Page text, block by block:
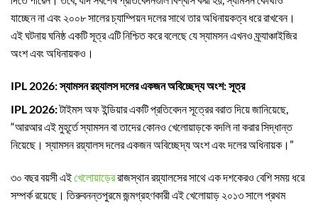
যাচ্ছেন না এবং ২০০৮ সালের চ্যাম্পিয়ন দলের সাথে তার অধিনায়কত্ব ধরে রাখবেন।
এই ঘটনায় ঘনিষ্ঠ একটি সূত্র এটি নিশ্চিত করে বলেছে যে স্যামসন এখনও ফ্র্যাঞ্চাইজির
অংশ এবং অধিনায়কও।
IPL 2026: স্যামসন রয়্যালস দলের একজন অবিচ্ছেদ্য অংশ: সূত্র
IPL 2026:টাইমস অফ ইন্ডিয়ার একটি প্রতিবেদন সূত্রের বরাত দিয়ে জানিয়েছে,
“আরআর এই মুহূর্তে স্যামসন বা তাদের কোনও খেলোয়াড়কে বদলি না করার সিদ্ধান্ত
নিয়েছে। স্যামসন রয়্যালস দলের একজন অবিচ্ছেদ্য অংশ এবং দলের অধিনায়ক।”
৩০ বছর বয়সী এইখেলোয়াড়েররাজস্থান রয়্যালসের সাথে এক দশকেরও বেশি সময় ধরে
সম্পর্ক রয়েছে। তিরুবনন্তপুরমে জন্মগ্রহণকারী এই খেলোয়াড় ২০১৩ সালে প্রথম